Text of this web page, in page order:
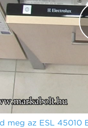
meg az ESL 45010